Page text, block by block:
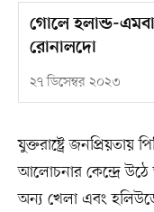
গোলে হলান্ড-
রোনালদো
২৭ ডিসেম্বর ২০২৩
যুক্তরাষ্ট্রে
আলোচনার কেন্দ্রে
অন্য খেলা এবং